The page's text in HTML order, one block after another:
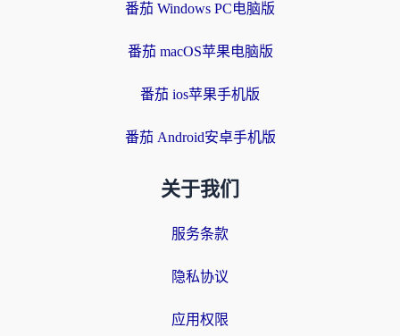
番茄 Windows PC电脑版
番茄 macOS苹果电脑版
番茄 ios苹果手机版
番茄 Android安卓手机版
关于我们
服务条款
隐私协议
应用权限